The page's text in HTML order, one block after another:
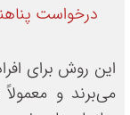
درخواست
این روش برای
می‌برند و